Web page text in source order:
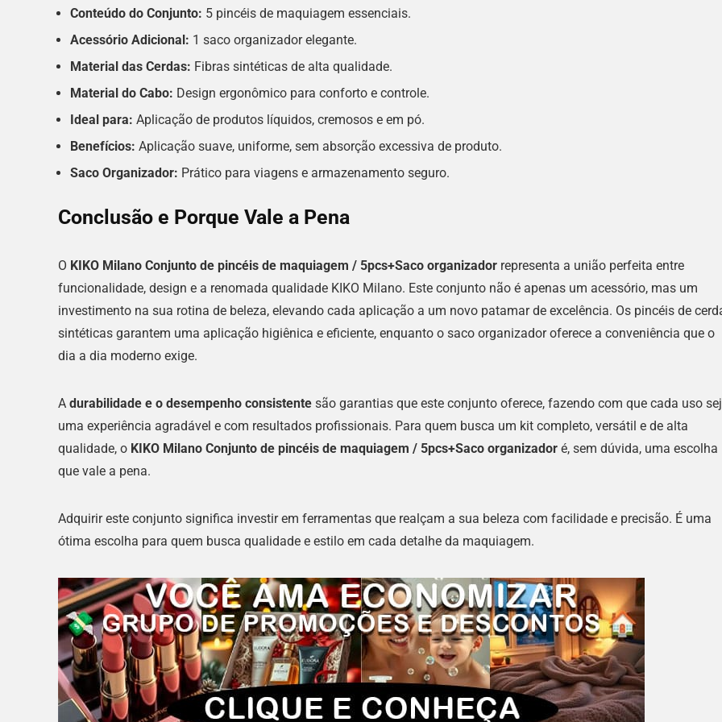
Conteúdo do Conjunto: 5 pincéis de maquiagem essenciais.
Acessório Adicional: 1 saco organizador elegante.
Material das Cerdas: Fibras sintéticas de alta qualidade.
Material do Cabo: Design ergonômico para conforto e controle.
Ideal para: Aplicação de produtos líquidos, cremosos e em pó.
Benefícios: Aplicação suave, uniforme, sem absorção excessiva de produto.
Saco Organizador: Prático para viagens e armazenamento seguro.
Conclusão e Porque Vale a Pena
O KIKO Milano Conjunto de pincéis de maquiagem / 5pcs+Saco organizador representa a união perfeita entre
funcionalidade, design e a renomada qualidade KIKO Milano. Este conjunto não é apenas um acessório, mas um
investimento na sua rotina de beleza, elevando cada aplicação a um novo patamar de excelência. Os pincéis de
sintéticas garantem uma aplicação higiênica e eficiente, enquanto o saco organizador oferece a conveniência que o
dia a dia moderno exige.
A durabilidade e o desempenho consistente são garantias que este conjunto oferece, fazendo com que cada uso
uma experiência agradável e com resultados profissionais. Para quem busca um kit completo, versátil e de alta
qualidade, o KIKO Milano Conjunto de pincéis de maquiagem / 5pcs+Saco organizador é, sem dúvida, uma escolha
que vale a pena.
Adquirir este conjunto significa investir em ferramentas que realçam a sua beleza com facilidade e precisão. É uma
ótima escolha para quem busca qualidade e estilo em cada detalhe da maquiagem.